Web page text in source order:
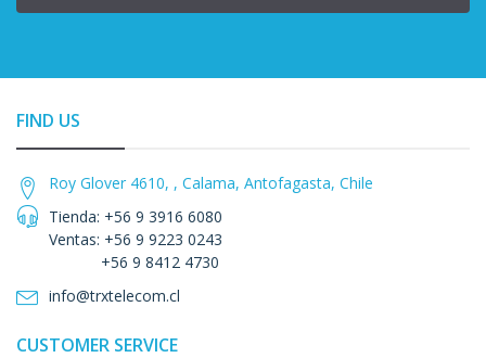
FIND US
Roy Glover 4610, , Calama, Antofagasta, Chile
Tienda: +56 9 3916 6080
Ventas: +56 9 9223 0243
+56 9 8412 4730
info@trxtelecom.cl
CUSTOMER SERVICE